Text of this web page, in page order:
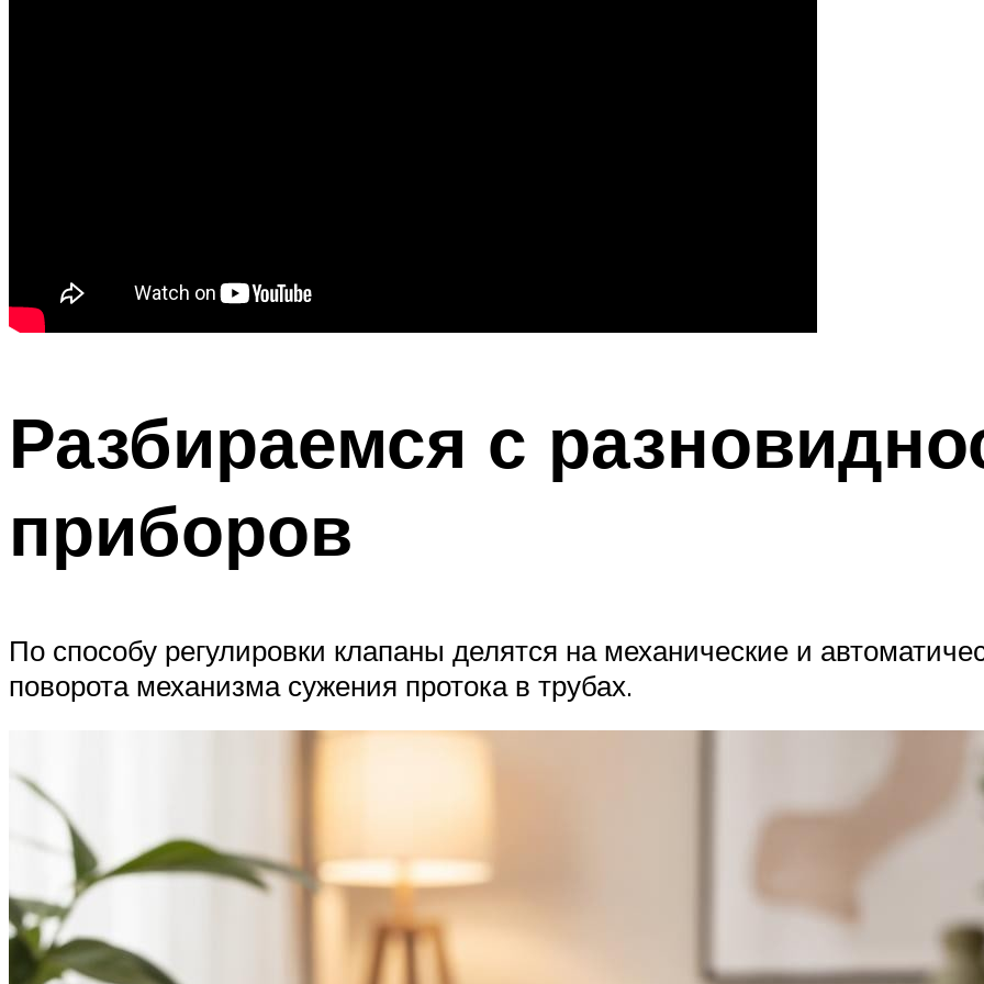
Разбираемся с
приборов
По способу регулировки клапаны делятся на механические и
поворота механизма сужения протока в трубах.